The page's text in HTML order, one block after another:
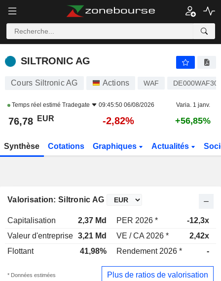
SILTRONIC AG
SILTRONIC AG
Cours Siltronic AG Actions WAF
Temps réel estimé Tradegate 09:45:50 06/08/2026 Varia. 1 janv.
76,78 EUR -2,82% +56,85%
Synthèse Cotations Graphiques Actualités
Valorisation: Siltronic AG
Capitalisation 2,37 Md PER 2026 * -12,3x
Valeur d'entreprise 3,21 Md VE / CA 2026 * 2,42x
Flottant
41,98% Rendement 2026 * -
* Données estimées Plus de ratios de valorisation